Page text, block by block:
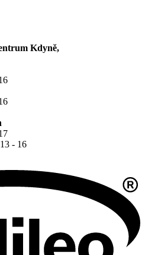
Kdyně,
- 16